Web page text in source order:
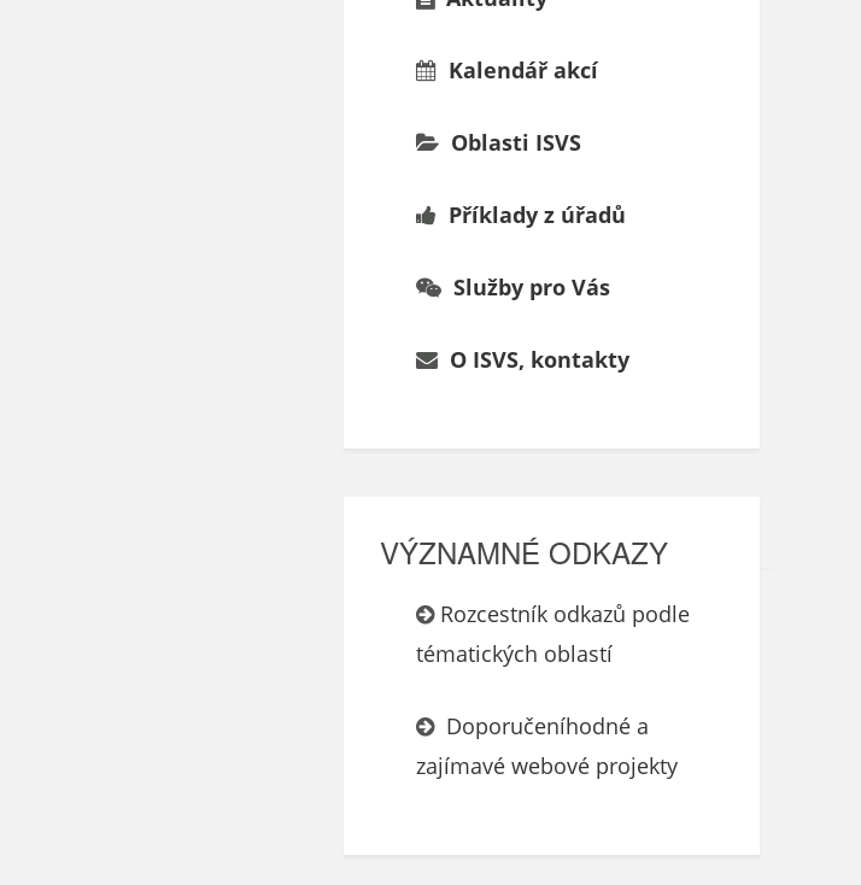
Kalendář akcí
Oblasti ISVS
Příklady z úřadů
Služby pro Vás
O ISVS, kontakty
VÝZNAMNÉ ODKAZY
Rozcestník odkazů podle
tématických oblastí
Doporučeníhodné a
zajímavé webové projekty